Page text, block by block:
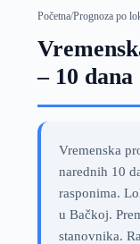
Početna/Prognoza po
– 10 dana
Vremenska
narednih 10
rasponima.
u Bačkoj.
stanovnika.